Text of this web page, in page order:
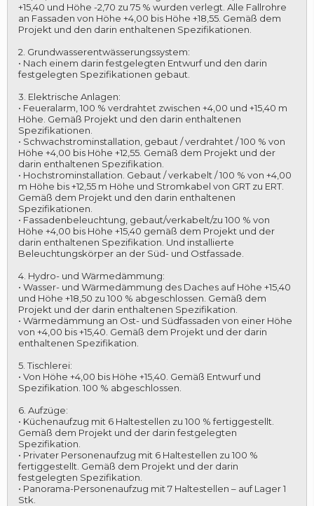
+15,40 und Höhe -2,70 zu 75 % wurden verlegt. Alle Fallrohre
an Fassaden von Höhe +4,00 bis Höhe +18,55. Gemäß dem
Projekt und den darin enthaltenen Spezifikationen.
2. Grundwasserentwässerungssystem:
• Nach einem darin festgelegten Entwurf und den darin
festgelegten Spezifikationen gebaut.
3. Elektrische Anlagen:
• Feueralarm, 100 % verdrahtet zwischen +4,00 und +15,40 m
Höhe. Gemäß Projekt und den darin enthaltenen
Spezifikationen.
• Schwachstrominstallation, gebaut / verdrahtet / 100 % von
Höhe +4,00 bis Höhe +12,55. Gemäß dem Projekt und der
darin enthaltenen Spezifikation.
• Hochstrominstallation. Gebaut / verkabelt / 100 % von +4,00
m Höhe bis +12,55 m Höhe und Stromkabel von GRT zu ERT.
Gemäß dem Projekt und den darin enthaltenen
Spezifikationen.
• Fassadenbeleuchtung, gebaut/verkabelt/zu 100 % von
Höhe +4,00 bis Höhe +15,40 gemäß dem Projekt und der
darin enthaltenen Spezifikation. Und installierte
Beleuchtungskörper an der Süd- und Ostfassade.
4. Hydro- und Wärmedämmung:
• Wasser- und Wärmedämmung des Daches auf Höhe +15,40
und Höhe +18,50 zu 100 % abgeschlossen. Gemäß dem
Projekt und der darin enthaltenen Spezifikation.
• Wärmedämmung an Ost- und Südfassaden von einer Höhe
von +4,00 bis +15,40. Gemäß dem Projekt und der darin
enthaltenen Spezifikation.
5. Tischlerei:
• Von Höhe +4,00 bis Höhe +15,40. Gemäß Entwurf und
Spezifikation. 100 % abgeschlossen.
6. Aufzüge:
• Küchenaufzug mit 6 Haltestellen zu 100 % fertiggestellt.
Gemäß dem Projekt und der darin festgelegten
Spezifikation.
• Privater Personenaufzug mit 6 Haltestellen zu 100 %
fertiggestellt. Gemäß dem Projekt und der darin
festgelegten Spezifikation.
• Panorama-Personenaufzug mit 7 Haltestellen – auf Lager 1
Stk.
LOGIN